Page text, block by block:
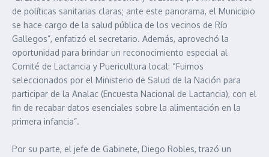
de políticas sanitarias claras; ante este panorama, el Municipio
se hace cargo de la salud pública de los vecinos de Río
Gallegos”, enfatizó el secretario. Además, aprovechó la
oportunidad para brindar un reconocimiento especial al
Comité de Lactancia y Puericultura local: “Fuimos
seleccionados por el Ministerio de Salud de la Nación para
participar de la Analac (Encuesta Nacional de Lactancia), con el
fin de recabar datos esenciales sobre la alimentación en la
primera infancia”.
Por su parte, el jefe de Gabinete, Diego Robles, trazó un